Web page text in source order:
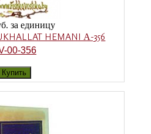
за единицу
HEMANI А-356
00-356